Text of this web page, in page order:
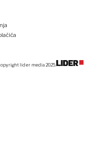
lider media 2025.